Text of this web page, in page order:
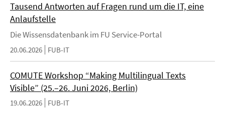
Tausend Antworten auf Fragen rund um die IT, eine
Anlaufstelle
Die Wissensdatenbank im FU Service-Portal
20.06.2026 FUB-IT
COMUTE Workshop “Making Multilingual Texts
Visible” (25.–26. Juni 2026, Berlin)
19.06.2026 FUB-IT